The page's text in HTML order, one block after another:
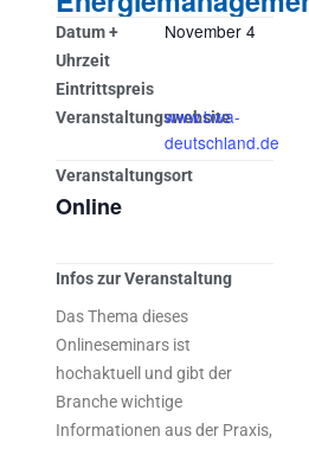
Datum +
Uhrzeit
November 4
Eintrittspreis
Veranstaltungswebsite
www.bwa-
deutschland.de
Veranstaltungsort
Online
Infos zur Veranstaltung
Das Thema dieses
Onlineseminars ist
hochaktuell und gibt der
Branche wichtige
Informationen aus der Praxis,